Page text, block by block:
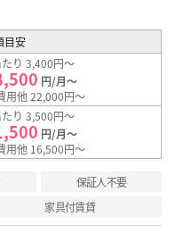
目安
り 3,400円～
円/月～
用他 22,000円～
り 3,500円～
円/月～
用他 16,500円～
保証人不要
家具付賃貸